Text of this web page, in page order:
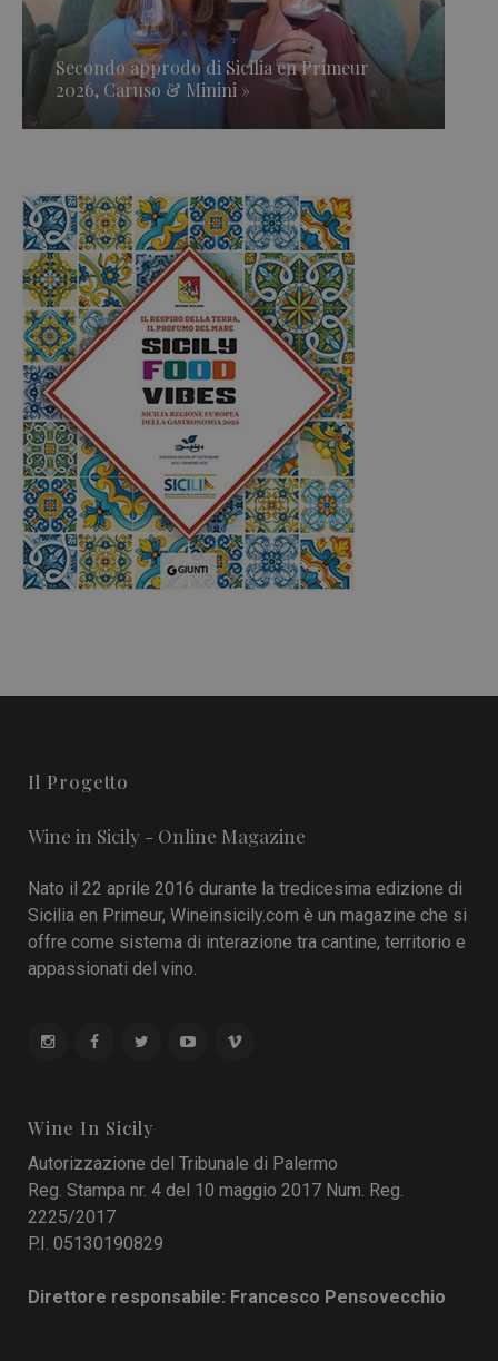
Secondo approdo di Sicilia en Primeur
2026, Caruso & Minini »
Il Progetto
Wine in Sicily - Online Magazine
Nato il 22 aprile 2016 durante la tredicesima edizione di
Sicilia en Primeur, Wineinsicily.com è un magazine che si
offre come sistema di interazione tra cantine, territorio e
appassionati del vino.
Wine In Sicily
Autorizzazione del Tribunale di Palermo
Reg. Stampa nr. 4 del 10 maggio 2017 Num. Reg.
2225/2017
P.I. 05130190829
Direttore responsabile: Francesco Pensovecchio